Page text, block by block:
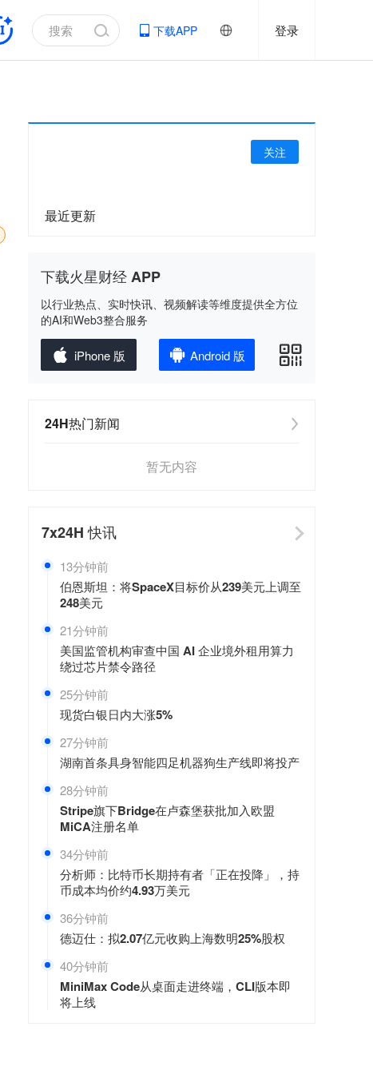
下载APP 登录
关注
最近更新
下载火星财经 APP
以行业热点、实时快讯、视频解读等维度提供全方位
的AI和Web3整合服务
iPhone 版 Android 版
24H热门新闻
暂无内容
7x24H快讯
13分钟前
伯恩斯坦：将SpaceX目标价从239美元上调至
248美元
21分钟前
美国监管机构审查中国 AI 企业境外租用算力
绕过芯片禁令路径
25分钟前
现货白银日内大涨5%
27分钟前
湖南首条具身智能四足机器狗生产线即将投产
28分钟前
Stripe旗下Bridge在卢森堡获批加入欧盟
MiCA注册名单
34分钟前
分析师：比特币长期持有者「正在投降」，持
币成本均价约4.93万美元
36分钟前
德迈仕：拟2.07亿元收购上海数明25%股权
40分钟前
MiniMax Code从桌面走进终端，CLI版本即
将上线